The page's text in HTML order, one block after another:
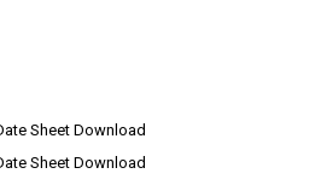
Sheet Download
Sheet Download